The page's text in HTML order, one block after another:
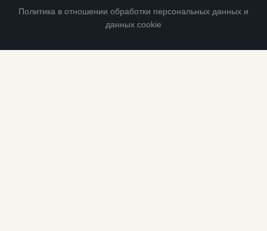
Политика в отношении обработки персональных данных и
данных cookie